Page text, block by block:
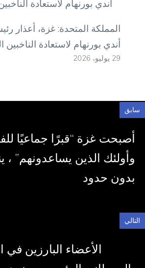
المملكة المتحدة: غزة، أعذار
أندي بورنهام لاستعادة
29 يوليو، 2026
سابق
أصبحت غزة “قبرًا جماعيًا
وأولئك الذين يساعدونهم” ،
بدون حدود
التالي
الأعضاء البارزين في